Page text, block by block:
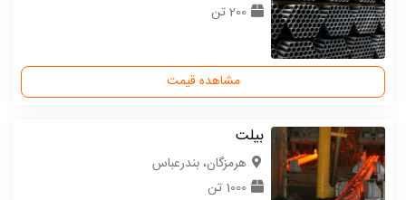
200 تن
مشاهده قیمت
بیلت
هرمزگان، بندرعباس
1000 تن